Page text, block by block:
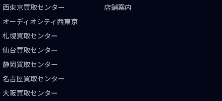
西東京買取センター
オーディオシティ西東京
札幌買取センター
仙台買取センター
静岡買取センター
名古屋買取センター
大阪買取センター
店舗案内